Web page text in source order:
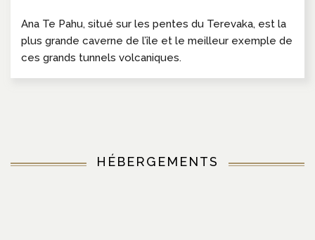
Ana Te Pahu, situé sur les pentes du Terevaka, est la
plus grande caverne de l’île et le meilleur exemple de
ces grands tunnels volcaniques.
HÉBERGEMENTS